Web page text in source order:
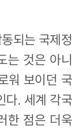
되는 국제정
는 것은 아니
워 보이던 국
다. 세계 각국
한 점은 더욱